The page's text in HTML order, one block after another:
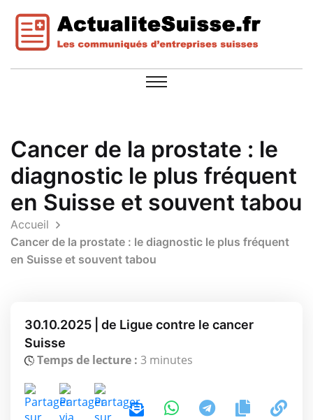
Cancer de la prostate : le
diagnostic le plus fréquent
en Suisse et souvent tabou
Accueil
Cancer de la prostate : le diagnostic le plus fréquent
en Suisse et souvent tabou
30.10.2025 | de Ligue contre le cancer
Suisse
Temps de lecture : 3 minutes